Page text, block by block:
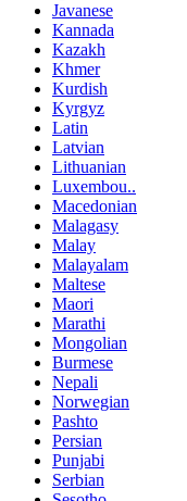
Javanese
Kannada
Kazakh
Khmer
Kurdish
Kyrgyz
Latin
Latvian
Lithuanian
Luxembou..
Macedonian
Malagasy
Malay
Malayalam
Maltese
Maori
Marathi
Mongolian
Burmese
Nepali
Norwegian
Pashto
Persian
Punjabi
Serbian